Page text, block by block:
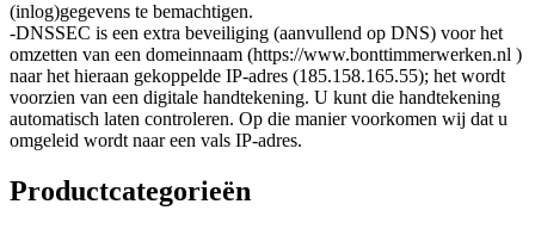
(inlog)gegevens te bemachtigen.
-DNSSEC is een extra beveiliging (aanvullend op DNS) voor het
omzetten van een domeinnaam (https://www.bonttimmerwerken.nl )
naar het hieraan gekoppelde IP-adres (185.158.165.55); het wordt
voorzien van een digitale handtekening. U kunt die handtekening
automatisch laten controleren. Op die manier voorkomen wij dat u
omgeleid wordt naar een vals IP-adres.
Productcategorieën